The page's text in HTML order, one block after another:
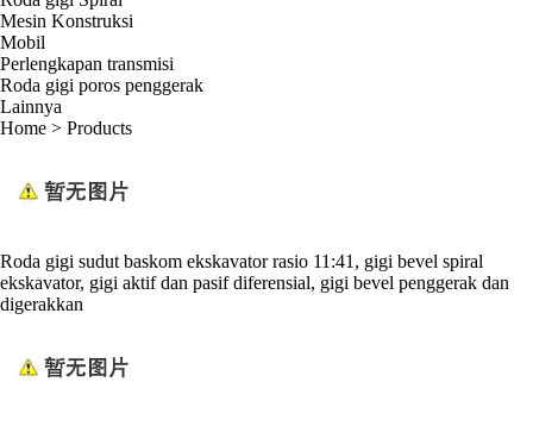
Mesin Konstruksi
Mobil
Perlengkapan transmisi
Roda gigi poros penggerak
Lainnya
Home > Products
Roda gigi sudut baskom ekskavator rasio 11:41, gigi bevel spiral
ekskavator, gigi aktif dan pasif diferensial, gigi bevel penggerak dan
digerakkan